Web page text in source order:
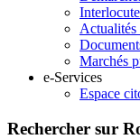
Actualités
Marchés
e-Services
Espace
Rechercher sur